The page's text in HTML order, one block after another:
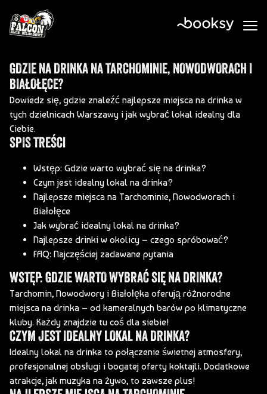
/** * Template Name: Custom Template */
GDZIE NA DRINKA NA TARCHOMINIE, NOWODWORACH I
BIAŁOŁĘCE?
Dowiedz się, gdzie znaleźć najlepsze miejsca na drinka w
tych dzielnicach Warszawy i jak wybrać lokal idealny dla
Ciebie.
SPIS TREŚCI
Wstęp: Gdzie warto wybrać się na drinka?
Czym jest idealny lokal na drinka?
Najlepsze miejsca na Tarchominie, Nowodworach i
Białołęce
Jak wybrać idealny lokal na drinka?
Najlepsze drinki w okolicy – czego spróbować?
FAQ: Najczęściej zadawane pytania
WSTĘP: GDZIE WARTO WYBRAĆ SIĘ NA DRINKA?
Tarchomin, Nowodwory i Białołęka oferują różnorodne
miejsca na drinka – od kameralnych barów po klimatyczne
kluby. Każdy znajdzie tu coś dla siebie!
CZYM JEST IDEALNY LOKAL NA DRINKA?
Idealny lokal na drinka to połączenie świetnej atmosfery,
profesjonalnej obsługi i bogatej oferty koktajli. Dodatkowe
atrakcje, jak muzyka na żywo, to zawsze plus!